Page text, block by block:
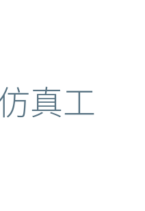
真工